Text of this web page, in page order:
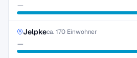
—
Jelpkeca. 170 Einwohner
—